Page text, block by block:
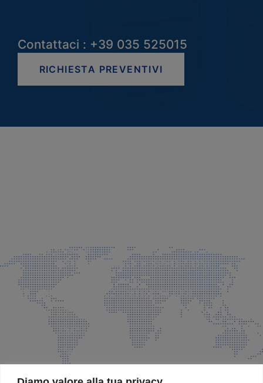
Contattaci : +39 035 525015
RICHIESTA PREVENTIVI
info@faeg.it
COMMERCIALE E SPEDIZIONI
Via Padre Elzi, 32 Grassobbio (BG)
035 525015
035 335037
info@faeg.it
SITE MAP